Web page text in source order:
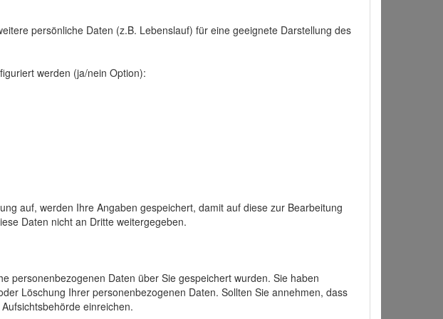
persönliche Daten (z.B. Lebenslauf) für eine geeignete Darstellung des
werden (ja/nein Option):
auf, werden Ihre Angaben gespeichert, damit auf diese zur Bearbeitung
Daten nicht an Dritte weitergegeben.
personenbezogenen Daten über Sie gespeichert wurden. Sie haben
Löschung Ihrer personenbezogenen Daten. Sollten Sie annehmen, dass
einreichen.